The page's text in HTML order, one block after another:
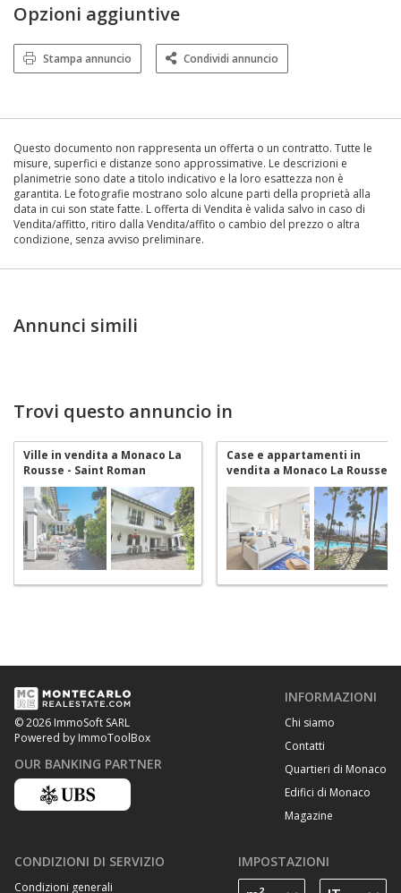
Opzioni aggiuntive
Stampa annuncio Condividi annuncio
Questo documento non rappresenta un offerta o un contratto. Tutte le
misure, superfici e distanze sono approssimative. Le descrizioni e
planimetrie sono date a titolo indicativo e la loro esattezza non è
garantita. Le fotografie mostrano solo alcune parti della proprietà alla
data in cui son state fatte. L offerta di Vendita è valida salvo in caso di
Vendita/affitto, ritiro dalla Vendita/affito o cambio del prezzo o altra
condizione, senza avviso preliminare.
Annunci simili
Trovi questo annuncio in
Ville in vendita a Monaco La
Rousse - Saint Roman
Case e appartamenti in
vendita a Monaco La Rousse -
Saint Roman
© 2026 ImmoSoft SARL
Powered by ImmoToolBox
OUR BANKING PARTNER
INFORMAZIONI
Chi siamo
Contatti
Quartieri di Monaco
Edifici di Monaco
Magazine
CONDIZIONI DI SERVIZIO
Condizioni generali
IMPOSTAZIONI